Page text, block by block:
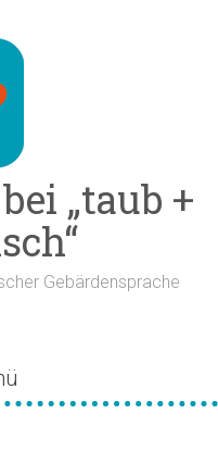
„taub +
Gebärdensprache